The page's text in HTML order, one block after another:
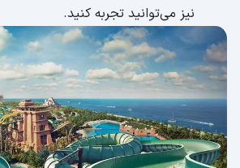
نیز می‌توانید تجربه کنید.